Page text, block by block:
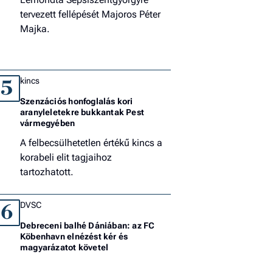
tervezett fellépését Majoros Péter
Majka.
5 kincs
Szenzációs honfoglalás kori
aranyleletekre bukkantak Pest
vármegyében
A felbecsülhetetlen értékű kincs a
korabeli elit tagjaihoz
tartozhatott.
6 DVSC
Debreceni balhé Dániában: az FC
Köbenhavn elnézést kér és
magyarázatot követel